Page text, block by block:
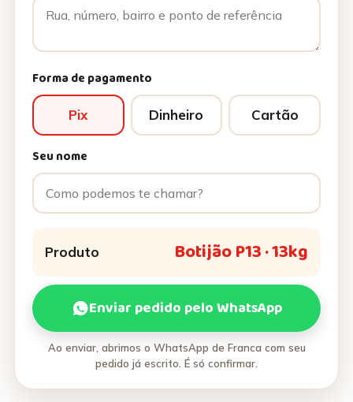
Forma de pagamento
Pix Dinheiro Cartão
Seu nome
Produto Botijão P13 · 13kg
Enviar pedido pelo WhatsApp
Ao enviar, abrimos o WhatsApp de Franca com seu
pedido já escrito. É só confirmar.